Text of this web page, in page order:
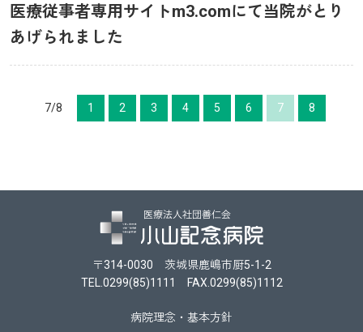
医療従事者専用サイトm3.comにて当院がとり
あげられました
7/8 1 2 3 4 5 6 7 8
〒314-0030 茨城県鹿嶋市厨5-1-2
TEL.0299(85)1111 FAX.0299(85)1112
病院理念・基本方針